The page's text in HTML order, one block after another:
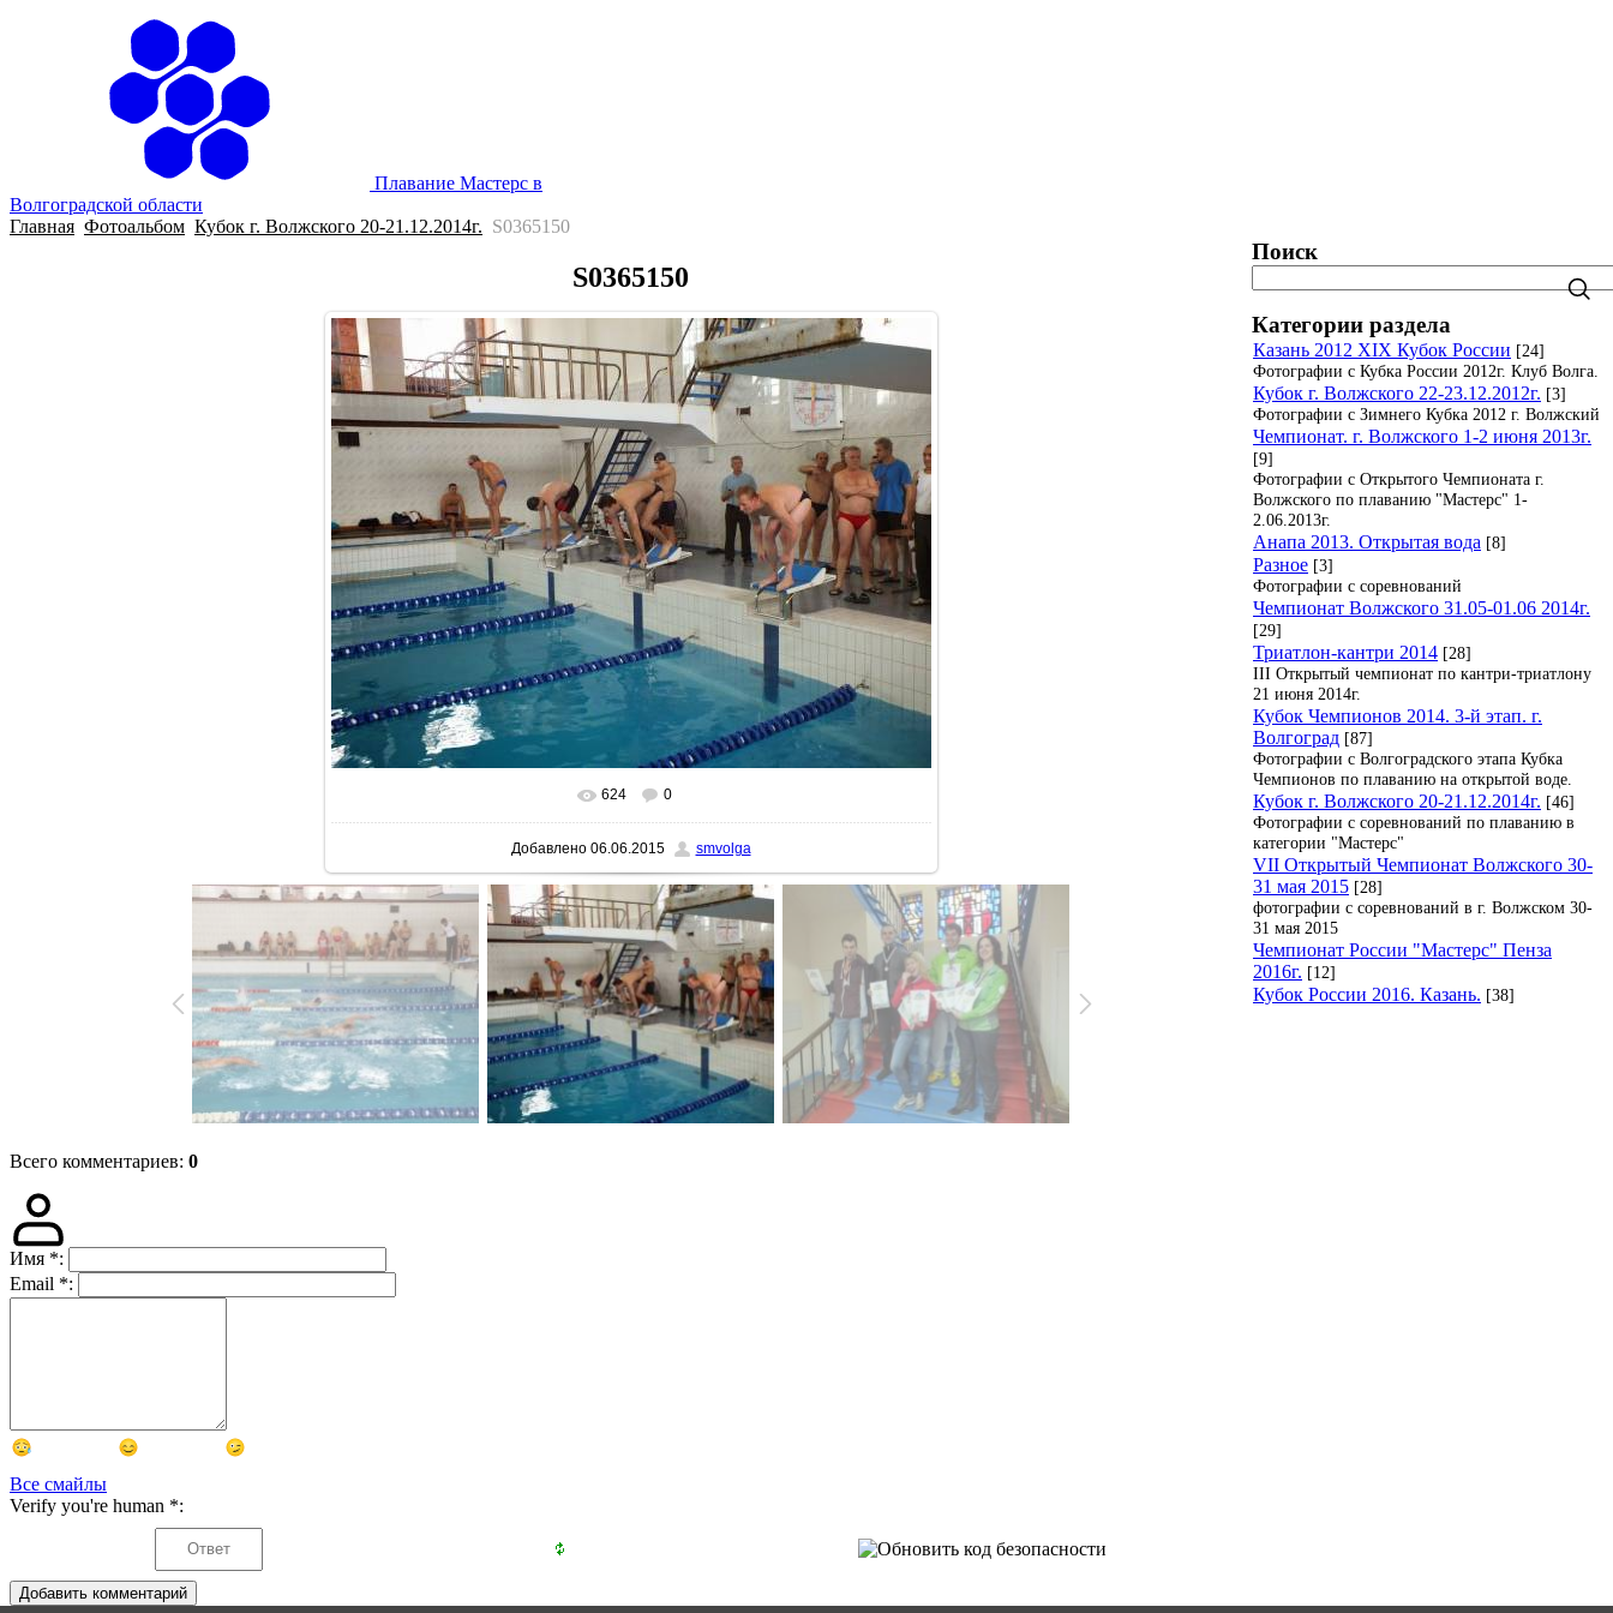
Плавание Мастерс в
Волгоградской области
Главная Фотоальбом Кубок г. Волжского 20-21.12.2014г. S0365150
S0365150
В реальном размере 736x552
624 0
Добавлено06.06.2015 smvolga
Всего комментариев: 0
Имя *:
Email *:
Все смайлы
Verify you're human *:
Добавить комментарий
Поиск
Категории раздела
Казань 2012 XIX Кубок России [24]
Фотографии с Кубка России 2012г. Клуб Волга.
Кубок г. Волжского 22-23.12.2012г. [3]
Фотографии с Зимнего Кубка 2012 г. Волжский
Чемпионат. г. Волжского 1-2 июня 2013г.
[9]
Фотографии с Открытого Чемпионата г.
Волжского по плаванию "Мастерс" 1-
2.06.2013г.
Анапа 2013. Открытая вода [8]
Разное [3]
Фотографии с соревнований
Чемпионат Волжского 31.05-01.06 2014г.
[29]
Триатлон-кантри 2014 [28]
III Открытый чемпионат по кантри-триатлону
21 июня 2014г.
Кубок Чемпионов 2014. 3-й этап. г.
Волгоград [87]
Фотографии с Волгоградского этапа Кубка
Чемпионов по плаванию на открытой воде.
Кубок г. Волжского 20-21.12.2014г. [46]
Фотографии с соревнований по плаванию в
категории "Мастерс"
VII Открытый Чемпионат Волжского 30-
31 мая 2015 [28]
фотографии с соревнований в г. Волжском 30-
31 мая 2015
Чемпионат России "Мастерс" Пенза
2016г. [12]
Кубок России 2016. Казань. [38]